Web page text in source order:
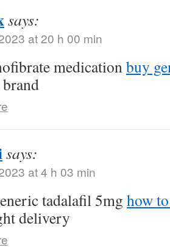
says:
at 20 h 00 min
medicationbuy
says:
at 4 h 03 min
tadalafil 5mg how
delivery